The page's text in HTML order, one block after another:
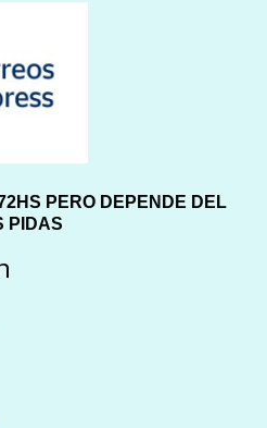
PERO DEPENDE DEL
PIDAS